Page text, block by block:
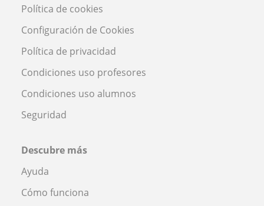
Política de cookies
Configuración de Cookies
Política de privacidad
Condiciones uso profesores
Condiciones uso alumnos
Seguridad
Descubre más
Ayuda
Cómo funciona